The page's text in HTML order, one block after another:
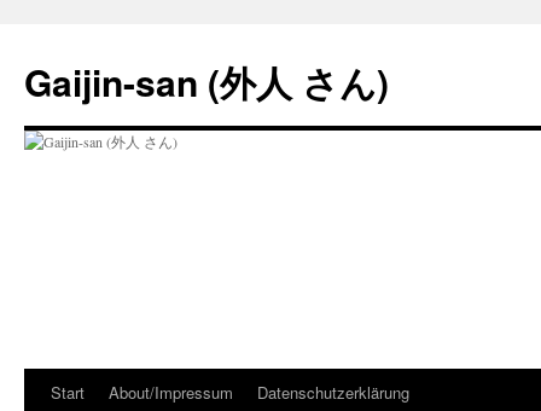
springen
Gaijin-san (外人 さん)
Start About/Impressum Datenschutzerklärung